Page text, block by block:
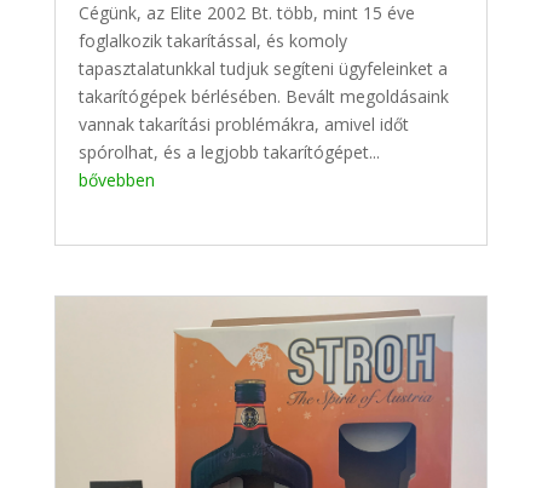
Cégünk, az Elite 2002 Bt. több, mint 15 éve
foglalkozik takarítással, és komoly
tapasztalatunkkal tudjuk segíteni ügyfeleinket a
takarítógépek bérlésében. Bevált megoldásaink
vannak takarítási problémákra, amivel időt
spórolhat, és a legjobb takarítógépet...
bővebben